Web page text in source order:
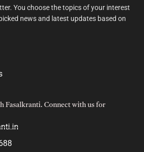
You choose the topics of your interest
news and latest updates based on
Fasalkranti. Connect with us for